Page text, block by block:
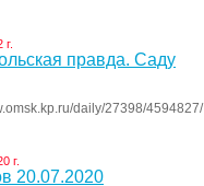
правда. Саду
daily/27398/4594827/
г.
20.07.2020